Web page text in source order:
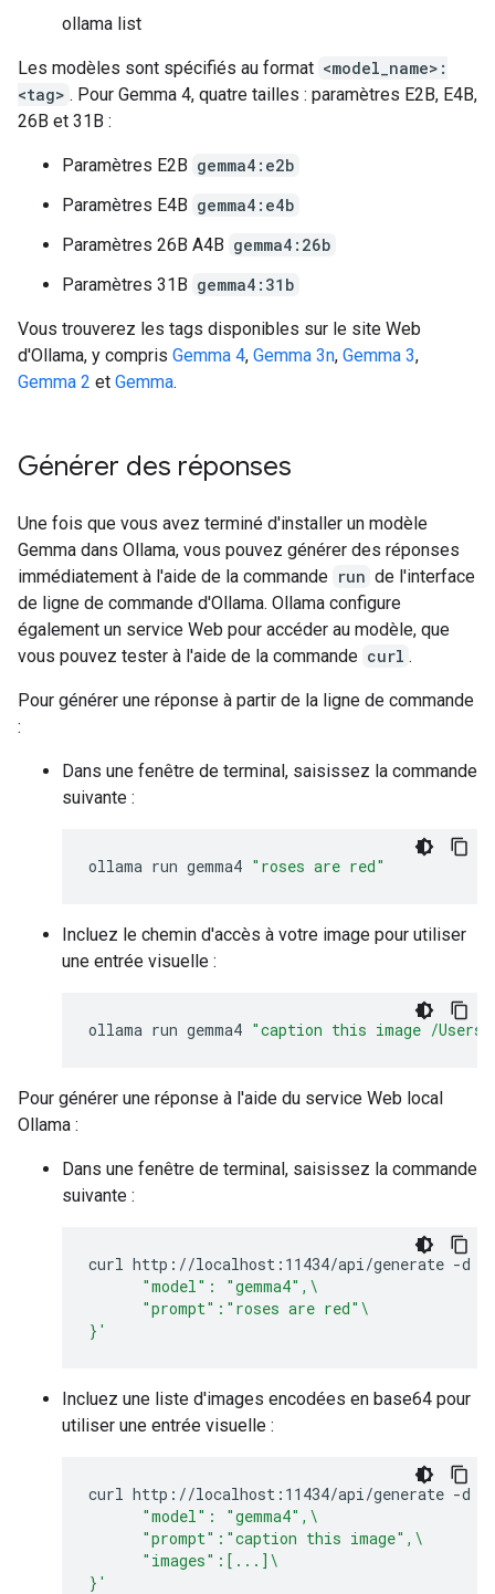
ollama list
Les modèles sont spécifiés au format <model_name>:
<tag> . Pour Gemma 4, quatre tailles : paramètres E2B, E4B,
26B et 31B :
Paramètres E2B gemma4:e2b
Paramètres E4B gemma4:e4b
Paramètres 26B A4B gemma4:26b
Paramètres 31B gemma4:31b
Vous trouverez les tags disponibles sur le site Web
d'Ollama, y compris Gemma 4, Gemma 3n, Gemma 3,
Gemma 2 et Gemma.
Générer des réponses
Une fois que vous avez terminé d'installer un modèle
Gemma dans Ollama, vous pouvez générer des réponses
immédiatement à l'aide de la commande run de l'interface
de ligne de commande d'Ollama. Ollama configure
également un service Web pour accéder au modèle, que
vous pouvez tester à l'aide de la commande curl .
Pour générer une réponse à partir de la ligne de commande
:
Dans une fenêtre de terminal, saisissez la commande
suivante :
ollama run gemma4 "roses are red"
Incluez le chemin d'accès à votre image pour utiliser
une entrée visuelle :
ollama run gemma4 "caption this image /Users/
Pour générer une réponse à l'aide du service Web local
Ollama :
Dans une fenêtre de terminal, saisissez la commande
suivante :
curl http://localhost:11434/api/generate -d
      "model": "gemma4",\
      "prompt":"roses are red"\
}'
Incluez une liste d'images encodées en base64 pour
utiliser une entrée visuelle :
curl http://localhost:11434/api/generate -d
      "model": "gemma4",\
      "prompt":"caption this image",\
      "images":[...]\
}'